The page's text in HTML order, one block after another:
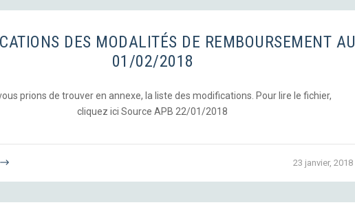
DES MODALITÉS DE REMBOURSEMENT AU
01/02/2018
prions de trouver en annexe, la liste des modifications. Pour lire le fichier,
cliquez ici Source APB 22/01/2018
23 janvier, 2018